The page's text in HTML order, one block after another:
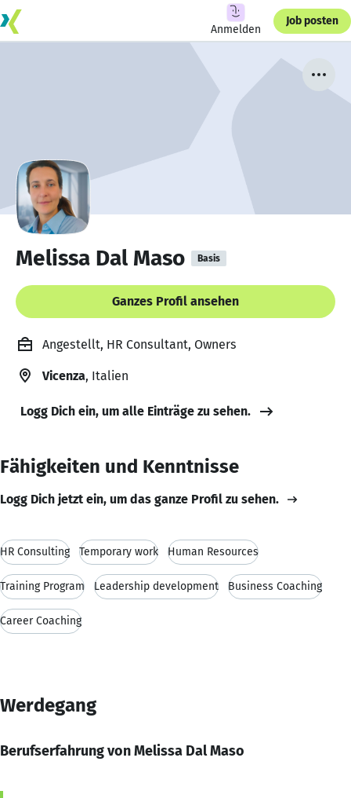
Anmelden
Job posten
Melissa Dal Maso Basis
Ganzes Profil ansehen
Angestellt, HR Consultant, Owners
Vicenza, Italien
Logg Dich ein, um alle Einträge zu sehen.
Fähigkeiten und Kenntnisse
Logg Dich jetzt ein, um das ganze Profil zu sehen.
HR Consulting Temporary work Human Resources
Training Program Leadership development Business Coaching
Career Coaching
Werdegang
Berufserfahrung von Melissa Dal Maso